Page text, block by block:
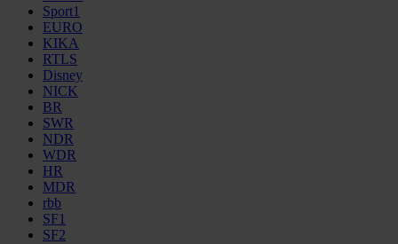
Sport1
EURO
KIKA
RTLS
Disney
NICK
BR
SWR
NDR
WDR
HR
MDR
rbb
SF1
SF2